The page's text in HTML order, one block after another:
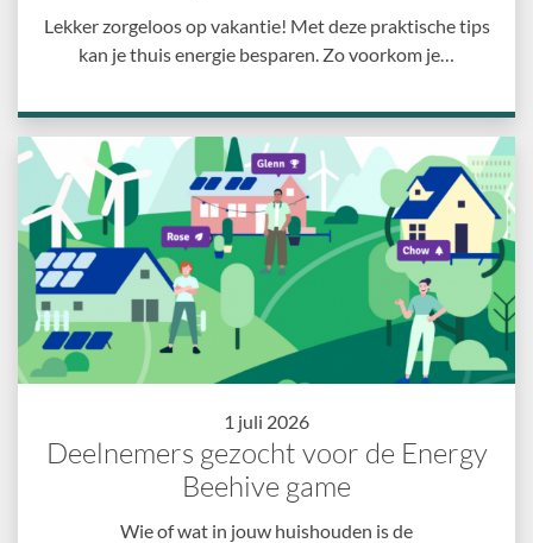
Lekker zorgeloos op vakantie! Met deze praktische tips
kan je thuis energie besparen. Zo voorkom je…
1 juli 2026
Deelnemers gezocht voor de Energy
Beehive game
Wie of wat in jouw huishouden is de